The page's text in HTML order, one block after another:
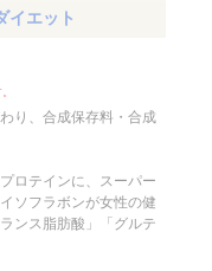
イエット
り、合成保存料・合成
ロテインに、スーパー
ソフラボンが女性の健
ンス脂肪酸」「グルテ